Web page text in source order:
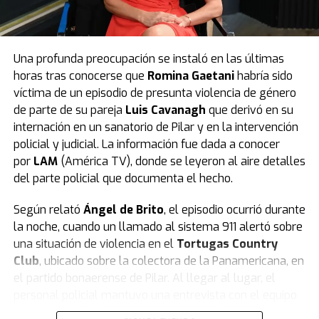
temporada me sentí más cómoda. En la primera estaba
todavía encontrando mi lugar con el idioma.
No lo
la segunda me sentí más dueña de mis palabras”,
comentó.
Con respecto al idioma que se habla en Países Bajos,
Chaves comentó que fue totalmente diferente para ella
porque no conocía una sola palabra. “El neerlandés fue
distinto, porque aprender algo por fonética es muy
difícil. Nunca lo había hecho.Tenés que repetir
remarcó.
“¿Cuánto tiempo estuviste para aprenderte las frases?“,
buscó saber este medio. ”Llegaba muy afilada al set,
porque le tengo mucho respeto al equipo técnico, pero
ejemplo. No era una sola frase, eran muchas, y las iba
Una profunda preocupación se instaló en las últimas
horas tras conocerse que Romina Gaetanihabría sido
víctima de un episodio de presunta violencia de género
de parte de su pareja Luis Cavanagh que derivó en su
internación en un sanatorio de Pilar y en la intervención
policial y judicial. La información fue dada a conocer
por LAM(América TV), donde se leyeron al aire detalles
del parte policial que documenta el hecho.
Según relató Ángel de Brito, el episodio ocurrió durante
la noche, cuando un llamado al sistema 911 alertó sobre
una situación de violencia en el Tortugas Country
Club, ubicado sobre la colectora de la Panamericana, en
el partido bonaerense de Pilar. Al llegar al lugar, el
de seguridad del country, quienes manifestaron que una